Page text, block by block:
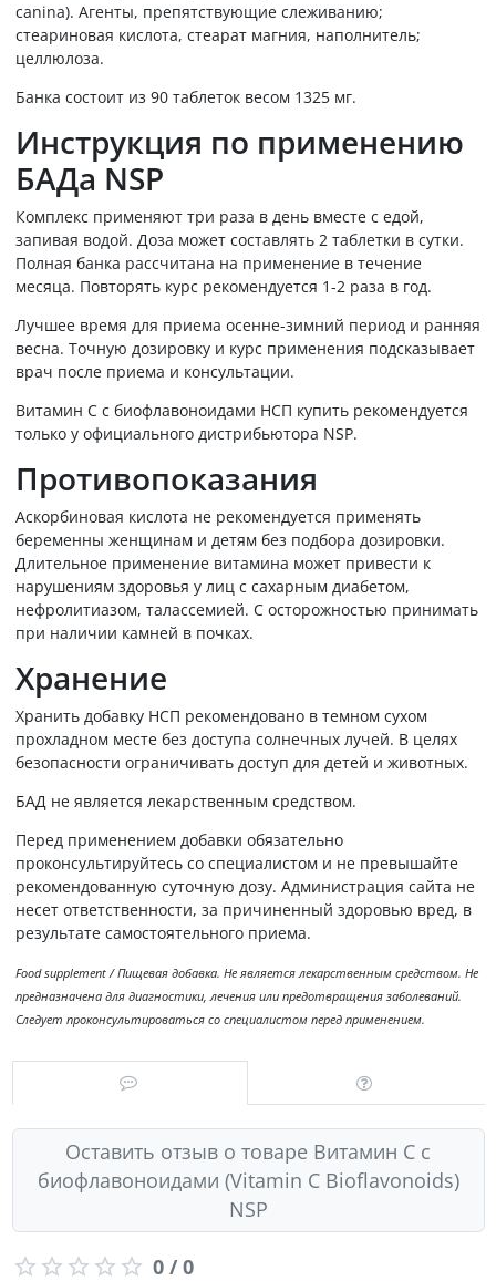
canina). Агенты, препятствующие слеживанию;
стеариновая кислота, стеарат магния, наполнитель;
целлюлоза.
Банка состоит из 90 таблеток весом 1325 мг.
Инструкция по применению
БАДа NSP
Комплекс применяют три раза в день вместе с едой,
запивая водой. Доза может составлять 2 таблетки в сутки.
Полная банка рассчитана на применение в течение
месяца. Повторять курс рекомендуется 1-2 раза в год.
Лучшее время для приема осенне-зимний период и ранняя
весна. Точную дозировку и курс применения подсказывает
врач после приема и консультации.
Витамин С с биофлавоноидами НСП купить рекомендуется
только у официального дистрибьютора NSP.
Противопоказания
Аскорбиновая кислота не рекомендуется применять
беременны женщинам и детям без подбора дозировки.
Длительное применение витамина может привести к
нарушениям здоровья у лиц с сахарным диабетом,
нефролитиазом, талассемией. С осторожностью принимать
при наличии камней в почках.
Хранение
Хранить добавку НСП рекомендовано в темном сухом
прохладном месте без доступа солнечных лучей. В целях
безопасности ограничивать доступ для детей и животных.
БАД не является лекарственным средством.
Перед применением добавки обязательно
проконсультируйтесь со специалистом и не превышайте
рекомендованную суточную дозу. Администрация сайта не
несет ответственности, за причиненный здоровью вред, в
результате самостоятельного приема.
Food supplement / Пищевая добавка. Не является лекарственным средством. Не
предназначена для диагностики, лечения или предотвращения заболеваний.
Следует проконсультироваться со специалистом перед применением.
Оставить отзыв о товаре Витамин C с
биофлавоноидами (Vitamin C Bioflavonoids)
NSP
0 / 0